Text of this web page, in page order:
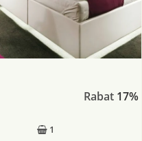
Rabat 17%
1